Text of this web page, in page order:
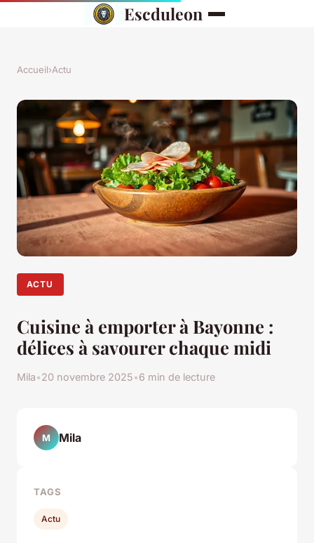
Escduleon
Accueil›Actu
ACTU
Cuisine à emporter à Bayonne :
délices à savourer chaque midi
Mila•20 novembre 2025•6 min de lecture
M Mila
TAGS
Actu